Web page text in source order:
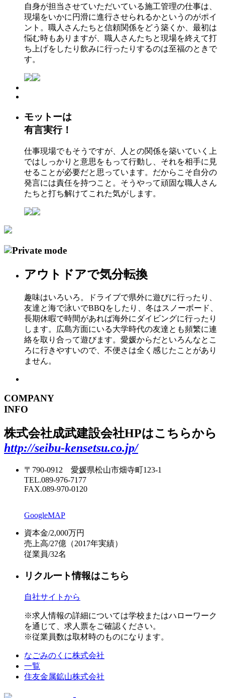
自身が担当させていただいている施工管理の仕事は、
現場をいかに円滑に進行させられるかというのがポイ
ント。職人さんたちと信頼関係をどう築くか、最初は
悩む時もありますが、職人さんたちと現場を終えて打
ち上げをしたり飲みに行ったりするのは至福のときで
す。
モットーは
有言実行！
仕事現場でもそうですが、人との関係を築いていく上
ではしっかりと意思をもって行動し、それを相手に見
せることが必要だと思っています。だからこそ自分の
発言には責任を持つこと。そうやって頑固な職人さん
たちと打ち解けてこれた気がします。
アウトドアで気分転換
趣味はいろいろ。ドライブで県外に遊びに行ったり、
友達と海で泳いでBBQをしたり、冬はスノーボード、
長期休暇で時間があれば海外にダイビングに行ったり
します。広島方面にいる大学時代の友達とも頻繁に連
絡を取り合って遊びます。愛媛からだといろんなとこ
ろに行きやすいので、不便さは全く感じたことがあり
ません。
COMPANY
INFO
株式会社成武建設会社HPはこちらから
http://seibu-kensetsu.co.jp/
〒790-0912 愛媛県松山市畑寺町123-1
TEL.089-976-7177
FAX.089-970-0120
GoogleMAP
資本金/2,000万円
売上高/27億 （2017年実績）
従業員/32名
リクルート情報はこちら
自社サイトから
※求人情報の詳細については学校またはハローワーク
を通じて、求人票をご確認ください。
※従業員数は取材時のものになります。
なごみのくに株式会社
一覧
住友金属鉱山株式会社